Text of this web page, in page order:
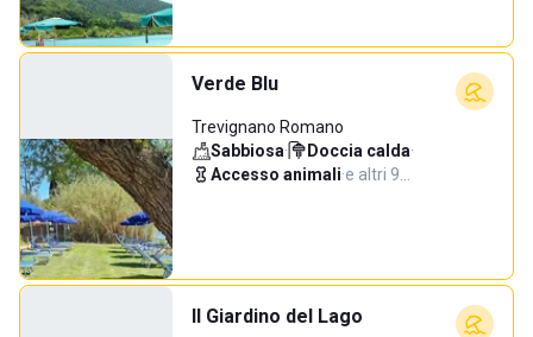
Verde Blu
Trevignano Romano
Sabbiosa· Doccia calda·
Accesso animali·e altri 9…
Il Giardino del Lago